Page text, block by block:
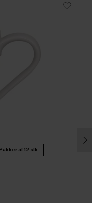
Pakker af 12 stk.